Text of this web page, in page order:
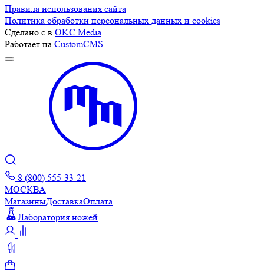
Правила использования сайта
Политика обработки персональных данных и cookies
Сделано с в OKC.Media
Работает на CustomCMS
8 (800) 555-33-21
МОСКВА
МагазиныДоставкаОплата
Лаборатория ножей